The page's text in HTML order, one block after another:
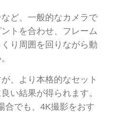
ど、一般的なカメラで
トを合わせ、フレーム
り周囲を回りながら動
、より本格的なセット
い結果が得られます。
合でも、4K撮影をおす